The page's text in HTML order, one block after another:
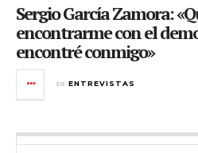
Sergio García Zamora:
encontrarme con el
encontré conmigo»
en ENTREVISTAS